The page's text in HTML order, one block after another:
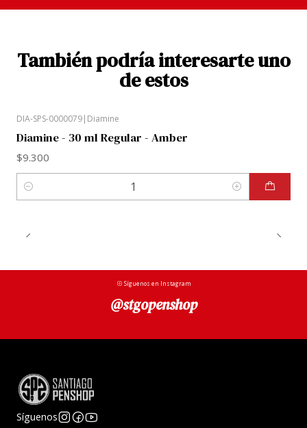
También podría interesarte uno
de estos
DIA-SPS-0000079| Diamine
Diamine - 30 ml Regular - Amber
$9.300
Cantidad
Síguenos en Instagram
@stgopenshop
Síguenos